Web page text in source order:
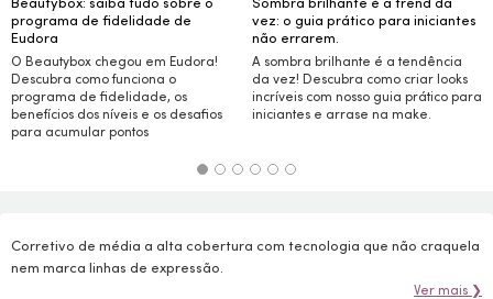
programa de fidelidade de
Eudora
O Beautybox chegou em Eudora!
Descubra como funciona o
programa de fidelidade, os
benefícios dos níveis e os desafios
para acumular pontos
vez: o guia prático para iniciantes
não errarem.
A sombra brilhante é a tendência
da vez! Descubra como criar looks
incríveis com nosso guia prático para
iniciantes e arrase na make.
Corretivo de média a alta cobertura com tecnologia que não craquela
nem marca linhas de expressão.
Ver mais ❯